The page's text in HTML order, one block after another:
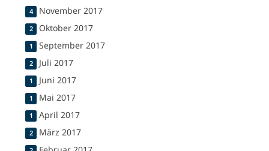
4 November 2017
2 Oktober 2017
1 September 2017
2 Juli 2017
1 Juni 2017
1 Mai 2017
1 April 2017
2 März 2017